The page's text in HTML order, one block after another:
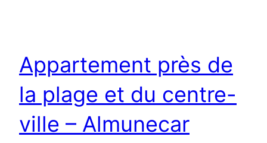
Appartement près de
la plage et du centre-
ville – Almunecar